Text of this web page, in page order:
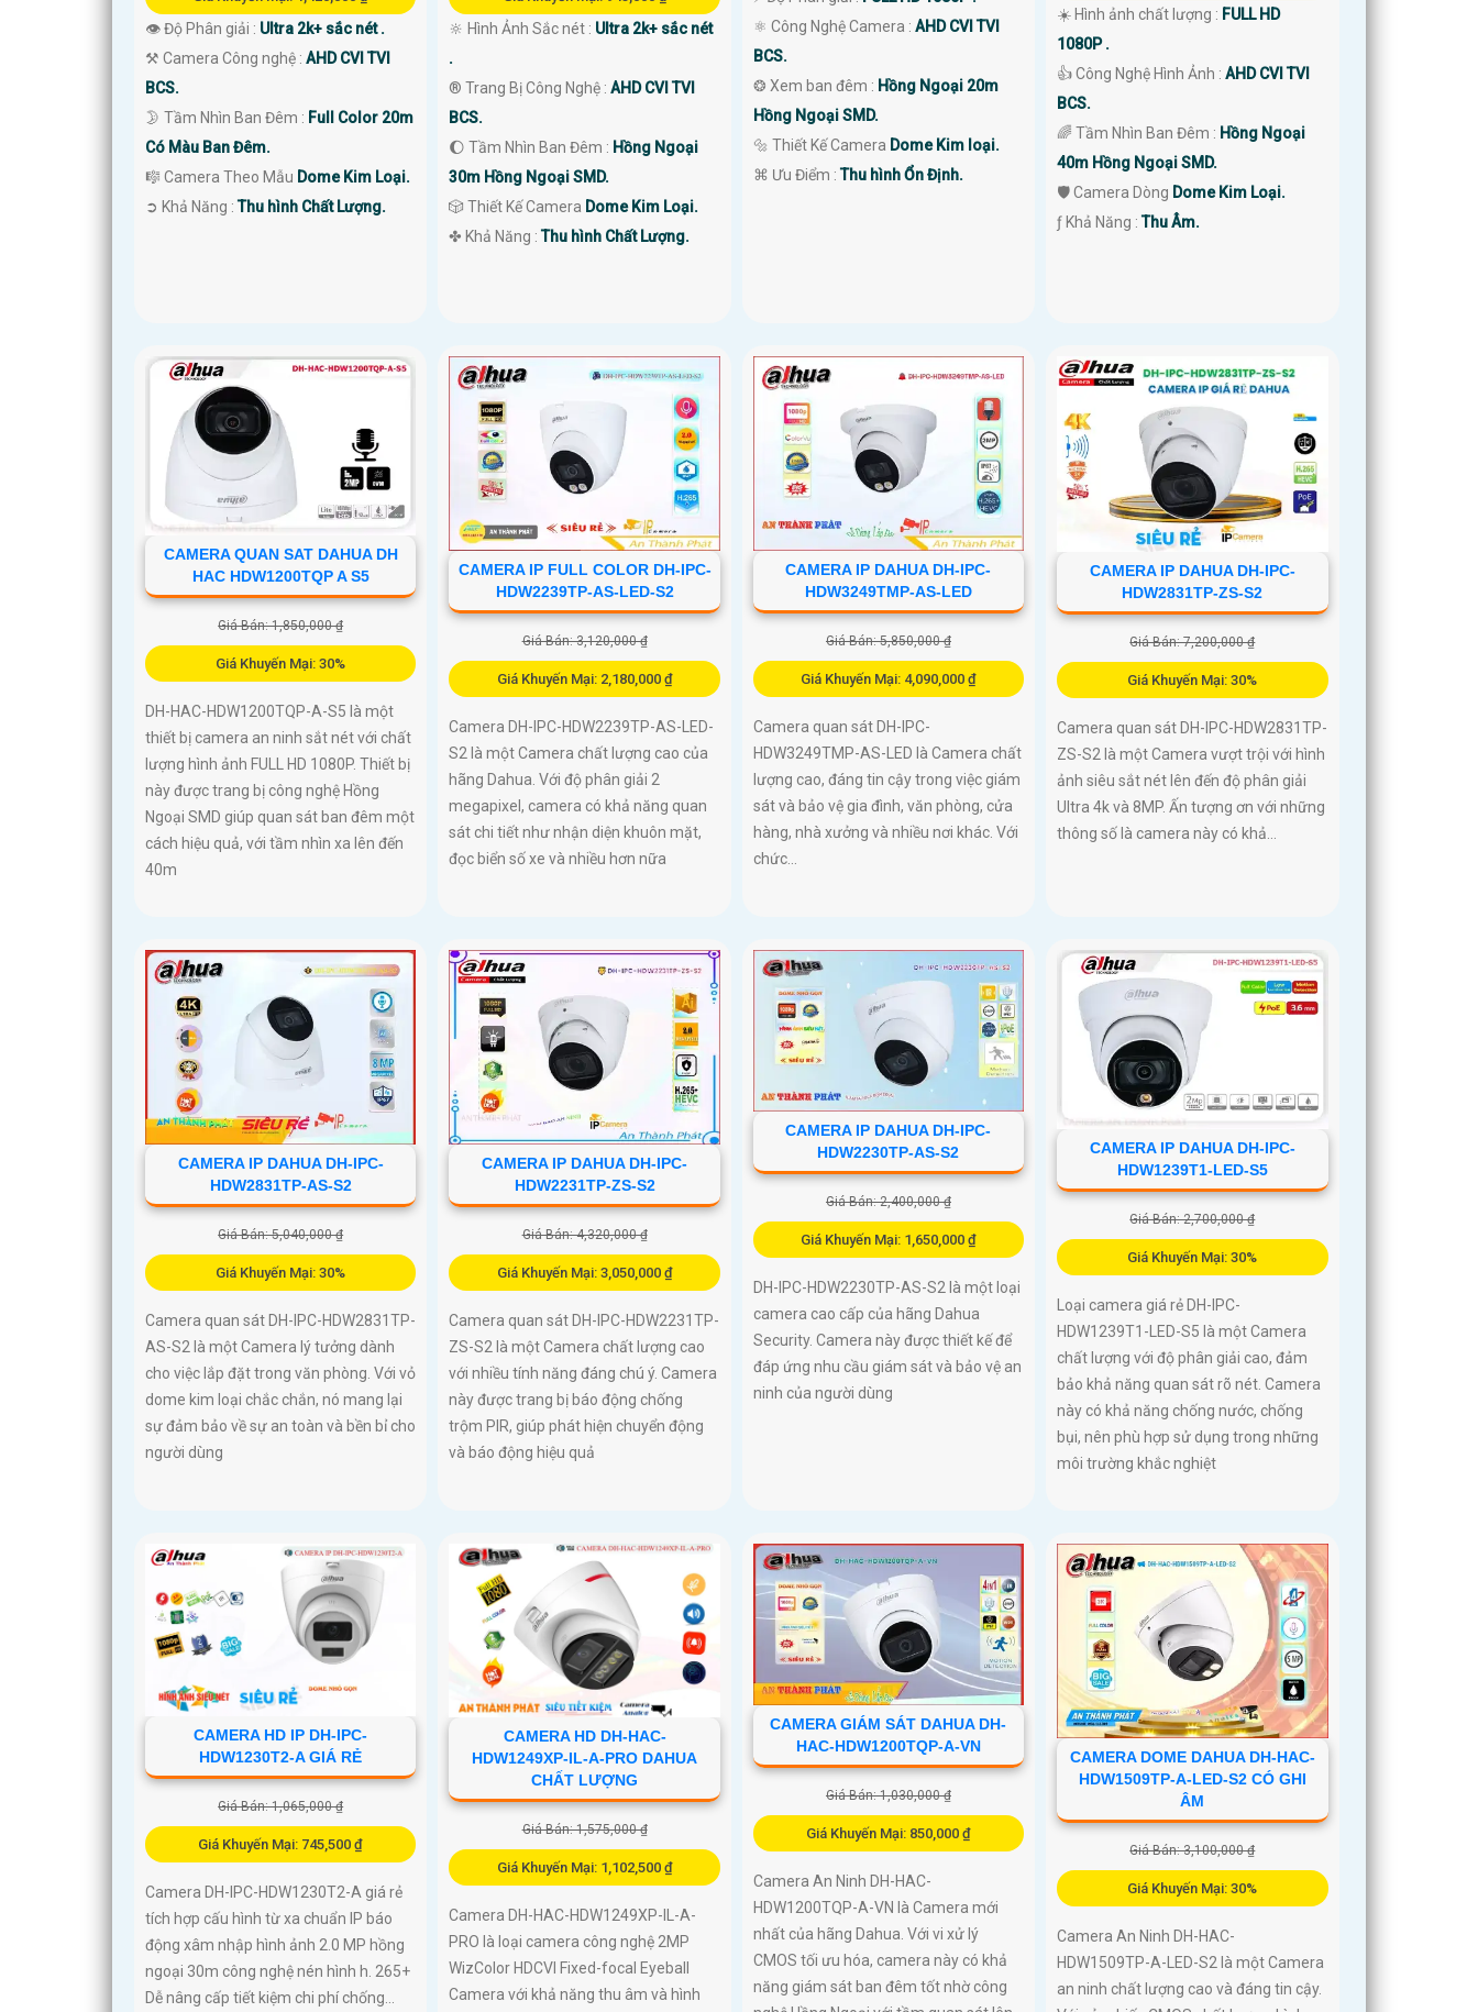
👁 Độ Phân giải : Ultra 2k+ sắc nét .
⚒ Camera Công nghệ : AHD CVI TVI
BCS.
🌛 Tầm Nhìn Ban Đêm : Full Color 20m
Có Màu Ban Đêm.
🎼️ Camera Theo Mẫu Dome Kim Loại.
️➲ Khả Năng :Thu hình Chất Lượng.
🔆 Hình Ảnh Sắc nét : Ultra 2k+ sắc nét
.
®️ Trang Bị Công Nghệ :AHD CVI TVI
BCS.
🌔 Tầm Nhìn Ban Đêm : Hồng Ngoại
30m Hồng Ngoại SMD.
🎲 Thiết Kế Camera Dome Kim Loại.
️✤ Khả Năng :Thu hình Chất Lượng.
⚛️ Công Nghệ Camera : AHD CVI TVI
BCS.
❂ Xem ban đêm : Hồng Ngoại 20m
Hồng Ngoại SMD.
🔩 Thiết Kế Camera Dome Kim loại.
️⌘ Ưu Điểm :Thu hình Ổn Định.
☀️ Hình ảnh chất lượng : FULL HD
1080P .
👍 Công Nghệ Hình Ảnh :AHD CVI TVI
BCS.
🌈 Tầm Nhìn Ban Đêm : Hồng Ngoại
40m Hồng Ngoại SMD.
🛡 Camera Dòng Dome Kim Loại.
️ƒ Khả Năng :Thu Âm.
CAMERA QUAN SAT DAHUA DH
HAC HDW1200TQP A S5
Giá Bán: 1,850,000 ₫
Giá Khuyến Mại: 30%
DH-HAC-HDW1200TQP-A-S5 là một
thiết bị camera an ninh sắt nét với chất
lượng hình ảnh FULL HD 1080P. Thiết bị
này được trang bị công nghệ Hồng
Ngoại SMD giúp quan sát ban đêm một
cách hiệu quả, với tầm nhìn xa lên đến
40m
CAMERA IP FULL COLOR DH-IPC-
HDW2239TP-AS-LED-S2
Giá Bán: 3,120,000 ₫
Giá Khuyến Mại: 2,180,000 ₫
Camera DH-IPC-HDW2239TP-AS-LED-
S2 là một Camera chất lượng cao của
hãng Dahua. Với độ phân giải 2
megapixel, camera có khả năng quan
sát chi tiết như nhận diện khuôn mặt,
đọc biển số xe và nhiều hơn nữa
CAMERA IP DAHUA DH-IPC-
HDW3249TMP-AS-LED
Giá Bán: 5,850,000 ₫
Giá Khuyến Mại: 4,090,000 ₫
Camera quan sát DH-IPC-
HDW3249TMP-AS-LED là Camera chất
lượng cao, đáng tin cậy trong việc giám
sát và bảo vệ gia đình, văn phòng, cửa
hàng, nhà xưởng và nhiều nơi khác. Với
chức...
CAMERA IP DAHUA DH-IPC-
HDW2831TP-ZS-S2
Giá Bán: 7,200,000 ₫
Giá Khuyến Mại: 30%
Camera quan sát DH-IPC-HDW2831TP-
ZS-S2 là một Camera vượt trội với hình
ảnh siêu sắt nét lên đến độ phân giải
Ultra 4k và 8MP. Ấn tượng ơn với những
thông số là camera này có khả...
CAMERA IP DAHUA DH-IPC-
HDW2831TP-AS-S2
Giá Bán: 5,040,000 ₫
Giá Khuyến Mại: 30%
Camera quan sát DH-IPC-HDW2831TP-
AS-S2 là một Camera lý tưởng dành
cho việc lắp đặt trong văn phòng. Với vỏ
dome kim loại chắc chắn, nó mang lại
sự đảm bảo về sự an toàn và bền bỉ cho
người dùng
CAMERA IP DAHUA DH-IPC-
HDW2231TP-ZS-S2
Giá Bán: 4,320,000 ₫
Giá Khuyến Mại: 3,050,000 ₫
Camera quan sát DH-IPC-HDW2231TP-
ZS-S2 là một Camera chất lượng cao
với nhiều tính năng đáng chú ý. Camera
này được trang bị báo động chống
trộm PIR, giúp phát hiện chuyển động
và báo động hiệu quả
CAMERA IP DAHUA DH-IPC-
HDW2230TP-AS-S2
Giá Bán: 2,400,000 ₫
Giá Khuyến Mại: 1,650,000 ₫
DH-IPC-HDW2230TP-AS-S2 là một loại
camera cao cấp của hãng Dahua
Security. Camera này được thiết kế để
đáp ứng nhu cầu giám sát và bảo vệ an
ninh của người dùng
CAMERA IP DAHUA DH-IPC-
HDW1239T1-LED-S5
Giá Bán: 2,700,000 ₫
Giá Khuyến Mại: 30%
Loại camera giá rẻ DH-IPC-
HDW1239T1-LED-S5 là một Camera
chất lượng với độ phân giải cao, đảm
bảo khả năng quan sát rõ nét. Camera
này có khả năng chống nước, chống
bụi, nên phù hợp sử dụng trong những
môi trường khắc nghiệt
CAMERA HD IP DH-IPC-
HDW1230T2-A GIÁ RẺ
Giá Bán: 1,065,000 ₫
Giá Khuyến Mại: 745,500 ₫
Camera DH-IPC-HDW1230T2-A giá rẻ
tích hợp cấu hình từ xa chuẩn IP báo
động xâm nhập hình ảnh 2.0 MP hồng
ngoại 30m công nghệ nén hình h. 265+
Dễ nâng cấp tiết kiệm chi phí chống...
CAMERA HD DH-HAC-
HDW1249XP-IL-A-PRO DAHUA
CHẤT LƯỢNG
Giá Bán: 1,575,000 ₫
Giá Khuyến Mại: 1,102,500 ₫
Camera DH-HAC-HDW1249XP-IL-A-
PRO là loại camera công nghệ 2MP
WizColor HDCVI Fixed-focal Eyeball
Camera với khả năng thu âm và hình
CAMERA GIÁM SÁT DAHUA DH-
HAC-HDW1200TQP-A-VN
Giá Bán: 1,030,000 ₫
Giá Khuyến Mại: 850,000 ₫
Camera An Ninh DH-HAC-
HDW1200TQP-A-VN là Camera mới
nhất của hãng Dahua. Với vi xử lý
CMOS tối ưu hóa, camera này có khả
năng giám sát ban đêm tốt nhờ công
CAMERA DOME DAHUA DH-HAC-
HDW1509TP-A-LED-S2 CÓ GHI
ÂM
Giá Bán: 3,100,000 ₫
Giá Khuyến Mại: 30%
Camera An Ninh DH-HAC-
HDW1509TP-A-LED-S2 là một Camera
an ninh chất lượng cao và đáng tin cậy.